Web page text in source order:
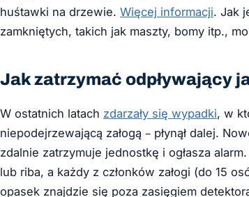
huśtawki na drzewie. Więcej informacji. Jak
zamkniętych, takich jak maszty, bomy itp.,
Jak zatrzymać odpływający
W ostatnich latach zdarzały się wypadki, w
niepodejrzewającą załogą – płynął dalej.
zdalnie zatrzymuje jednostkę i ogłasza
lub riba, a każdy z członków załogi (do 15
opasek znajdzie się poza zasięgiem